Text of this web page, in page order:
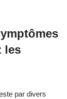
les
par divers